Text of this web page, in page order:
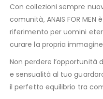
Con collezioni sempre
comunità, ANAIS FOR
riferimento per uomini
curare la propria
Non perdere l’opportunità
e sensualità al tuo
il perfetto equilibrio tra